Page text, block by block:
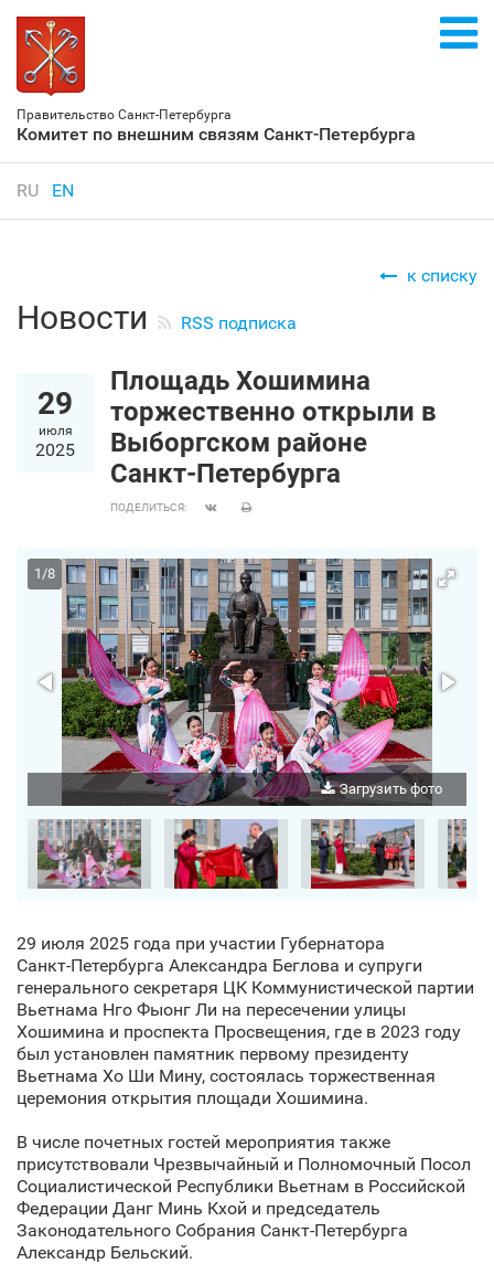
Правительство Санкт‑Петербурга
Комитет по внешним связям Санкт‑Петербурга
RU EN
к списку
Новости RSS подписка
29
июля
2025
Площадь Хошимина
торжественно открыли в
Выборгском районе
Санкт‑Петербурга
ПОДЕЛИТЬСЯ:
Загрузить фото
1/8
29 июля 2025 года при участии Губернатора
Санкт‑Петербурга Александра Беглова и супруги
генерального секретаря ЦК Коммунистической партии
Вьетнама Нго Фыонг Ли на пересечении улицы
Хошимина и проспекта Просвещения, где в 2023 году
был установлен памятник первому президенту
Вьетнама Хо Ши Мину, состоялась торжественная
церемония открытия площади Хошимина.
В числе почетных гостей мероприятия также
присутствовали Чрезвычайный и Полномочный Посол
Социалистической Республики Вьетнам в Российской
Федерации Данг Минь Кхой и председатель
Законодательного Собрания Санкт‑Петербурга
Александр Бельский.